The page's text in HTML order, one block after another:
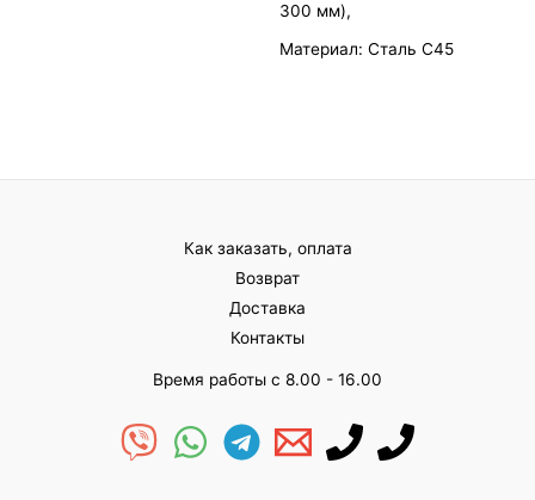
300 мм),
Материал: Сталь С45
Как заказать, оплата
Возврат
Доставка
Контакты
Время работы с 8.00 - 16.00